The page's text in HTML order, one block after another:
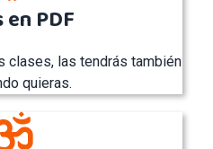
PDF
clases, las tendrás también
quieras.